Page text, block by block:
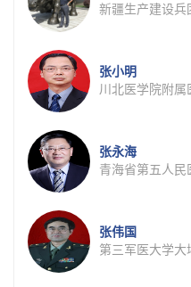
新疆生产建设兵
张小明
川北医学院附属
张永海
青海省第五人民
张伟国
第三军医大学大